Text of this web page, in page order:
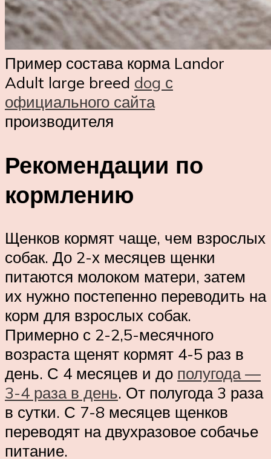
Пример состава корма Landor
Adult large breed dog с
официального сайта
производителя
Рекомендации по
кормлению
Щенков кормят чаще, чем взрослых
собак. До 2-х месяцев щенки
питаются молоком матери, затем
их нужно постепенно переводить на
корм для взрослых собак.
Примерно с 2-2,5-месячного
возраста щенят кормят 4-5 раз в
день. С 4 месяцев и до полугода —
3-4 раза в день. От полугода 3 раза
в сутки. С 7-8 месяцев щенков
переводят на двухразовое собачье
питание.